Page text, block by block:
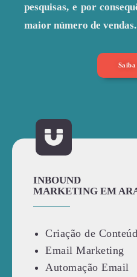
pesquisas, e por
maior número de vendas.
INBOUND
MARKETING EM
Criação de
Email Marketing
Automação Email